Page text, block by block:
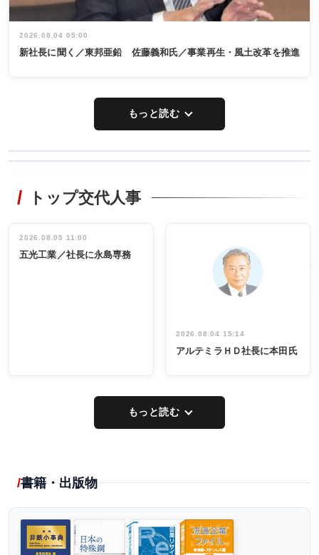
2026.08.04 05:00
新社長に聞く／東邦亜鉛 佐藤義和氏／事業再生・風土改革を推進
もっと読む
非鉄業界で
インタビュ
ー／社内ア
タックトレー
祝う 業界関
係者ら220人
出席
トップ交代人事
2026.08.05 11:00
五光工業／社長に永島専務
2026.08.04 15:14
アルテミラＨＤ社長に本田氏
もっと読む
書籍・出版物